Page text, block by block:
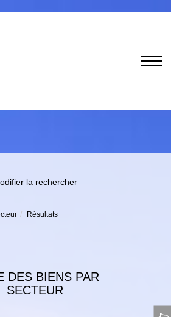
la rechercher
Résultats
DES BIENS PAR
SECTEUR